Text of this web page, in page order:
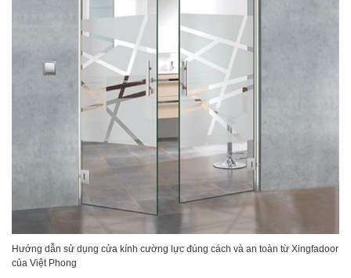
Hướng dẫn sử dụng cửa kính cường lực đúng cách và an toàn từ Xingfadoor
của Việt Phong